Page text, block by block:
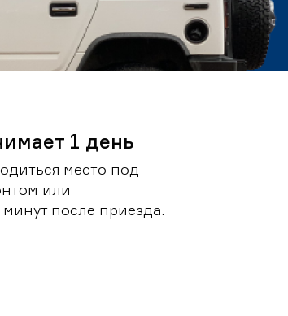
1 день
место под
или
после приезда.